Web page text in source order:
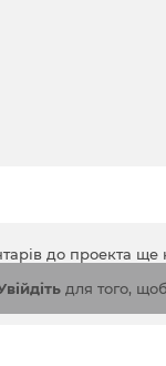
до проекта ще
для того,